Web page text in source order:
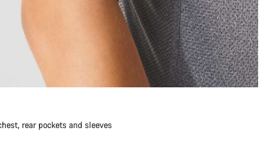
rear pockets and sleeves